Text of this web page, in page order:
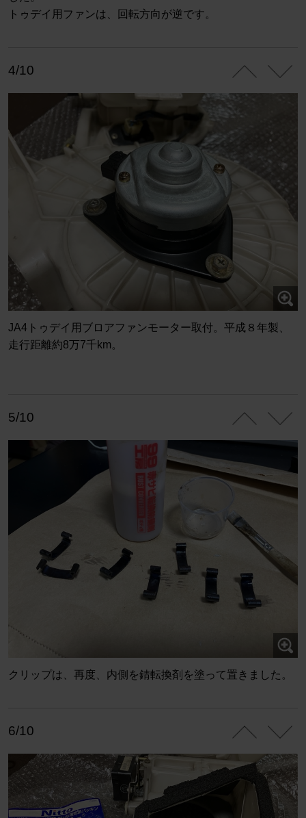
トゥデイ用ファンは、回転方向が逆です。
4/10
JA4トゥデイ用ブロアファンモーター取付。平成８年製、
走行距離約8万7千km。
5/10
クリップは、再度、内側を錆転換剤を塗って置きました。
6/10